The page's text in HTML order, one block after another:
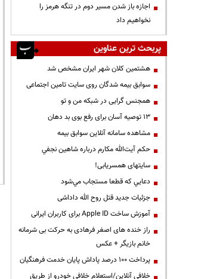
اجازه باز شدن مسیر دوم در تنگه هرمز را
نخواهیم داد
پربحث ترین عناوین
هشتمین کلان شهر ایران مشخص شد
سوابق بیمه شدگان روی سایت تامین اجتماعی
همجنس گرایی در شبکه من و تو
13 توصیه آسان برای رفع بوی بد دهان
مشاهده سامانه آنلاين سوابق بیمه
حكم آيت‌الله مكارم درباره شاهين نجفي
سایتهای همسریابی!
دعايي كه قطعا مستجاب مي‌شود
جزئیات جدید قتل روح الله داداشی
آموزش ساخت Apple ID برای کاربران ایرانی
راز خنده های اصغر فرهادی به حرکت بی شرمانه
خانم بازیگر + عکس
پرداخت ۱۰۰ درصد پاداش پایان خدمت فرهنگیان
خلافی آنلاین/استعلام خلافی خودرو از طریق